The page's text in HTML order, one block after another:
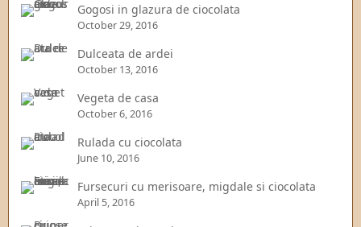
Gogosi in glazura de ciocolata
October 29, 2016
Dulceata de ardei
October 13, 2016
Vegeta de casa
October 6, 2016
Rulada cu ciocolata
June 10, 2016
Fursecuri cu merisoare, migdale si ciocolata
April 5, 2016